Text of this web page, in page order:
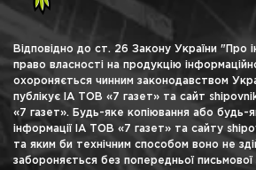
Відповідно до ст. 26 Закону України "Про
право власності на продукцію
охороняється чинним законодавством
публікує ІА ТОВ «7 газет» та сайт
«7 газет». Будь-яке копіювання або будь-
інформації ІА ТОВ «7 газет» та сайту
та яким би технічним способом воно не
забороняється без попередньої